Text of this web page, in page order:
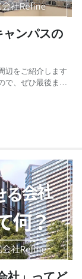
ンパスの
辺をご紹介します
で、ぜひ最後まで
ス」周辺は大規
きた地域...